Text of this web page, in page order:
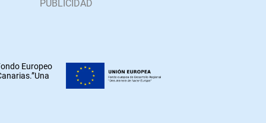
Europeo